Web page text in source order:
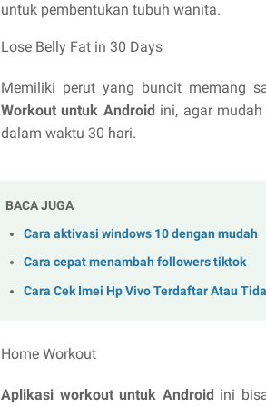
untuk pembentukan tubuh wanita.
Lose Belly Fat in 30 Days
Memiliki perut yang buncit memang
Workout untuk Android ini, agar
dalam waktu 30 hari.
BACA JUGA
Cara aktivasi windows 10 dengan mudah
Cara cepat menambah followers tiktok
Cara Cek Imei Hp Vivo Terdaftar Atau
Home Workout
Aplikasi workout untuk Android ini